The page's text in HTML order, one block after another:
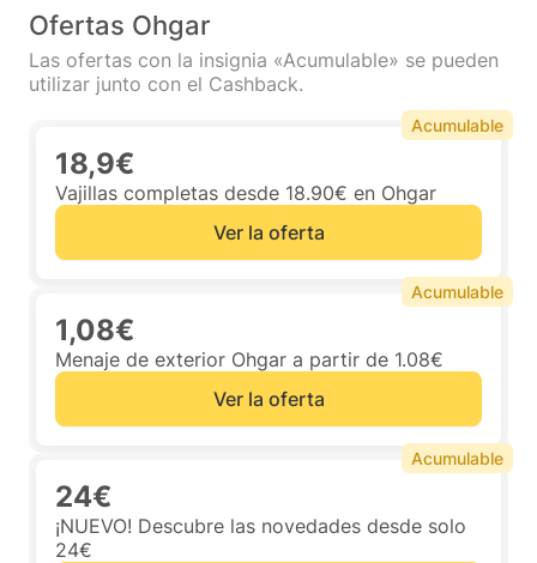
Ofertas Ohgar
Las ofertas con la insignia «Acumulable» se pueden
utilizar junto con el Cashback.
18,9€
Vajillas completas desde 18.90€ en Ohgar
Ver la oferta
Acumulable
1,08€
Menaje de exterior Ohgar a partir de 1.08€
Ver la oferta
Acumulable
24€
¡NUEVO! Descubre las novedades desde solo
24€
Acumulable